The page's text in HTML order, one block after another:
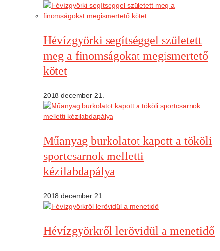
Hévízgyörki segítséggel született
meg a finomságokat megismertető
kötet
2018 december 21.
Műanyag burkolatot kapott a tököli
sportcsarnok melletti
kézilabdapálya
2018 december 21.
Hévízgyörkről lerövidül a menetidő